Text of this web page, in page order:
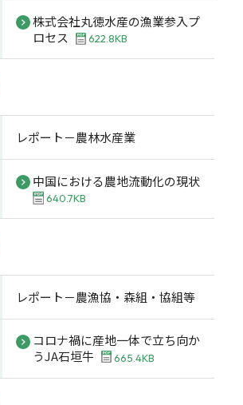
株式会社丸徳水産の漁業参入プ
ロセス
622.8KB
レポート－農林水産業
中国における農地流動化の現状
640.7KB
レポート－農漁協・森組・協組等
コロナ禍に産地一体で立ち向か
うJA石垣牛
665.4KB